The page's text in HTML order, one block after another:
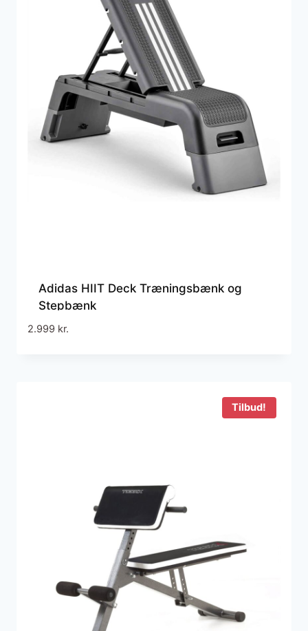
Adidas HIIT Deck Træningsbænk og
Stepbænk
2.999 kr.
Tilbud!